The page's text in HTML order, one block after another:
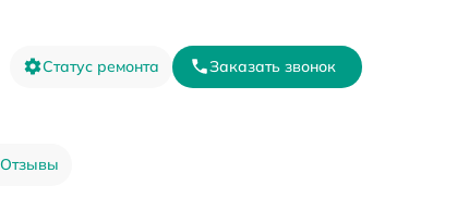
Статус ремонта Заказать звонок
Отзывы